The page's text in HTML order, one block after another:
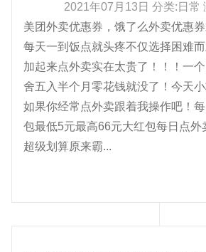
2021年07月13日 分类:日常
美团外卖优惠券，饿了么外卖优惠
每天一到饭点就头疼不仅选择困难
加起来点外卖实在太贵了！！！一
舍五入半个月零花钱就没了！今天
如果你经常点外卖跟着我操作吧！
包最低5元最高66元大红包每日点外
超级划算原来霸...